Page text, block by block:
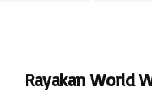
Rayakan World